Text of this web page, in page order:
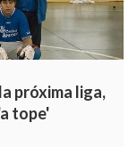
próxima liga,
tope'